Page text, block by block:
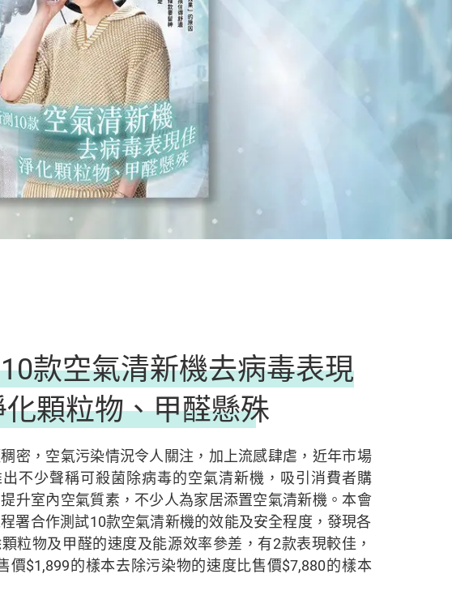
片
款空氣清新機去病毒表現
顆粒物、甲醛懸殊
密，空氣污染情況令人關注，加上流感肆虐，近年市場
出不少聲稱可殺菌除病毒的空氣清新機，吸引消費者購
升室內空氣質素，不少人為家居添置空氣清新機。本會
署合作測試10款空氣清新機的效能及安全程度，發現各
粒物及甲醛的速度及能源效率參差，有2款表現較佳，
價$1,899的樣本去除污染物的速度比售價$7,880的樣本